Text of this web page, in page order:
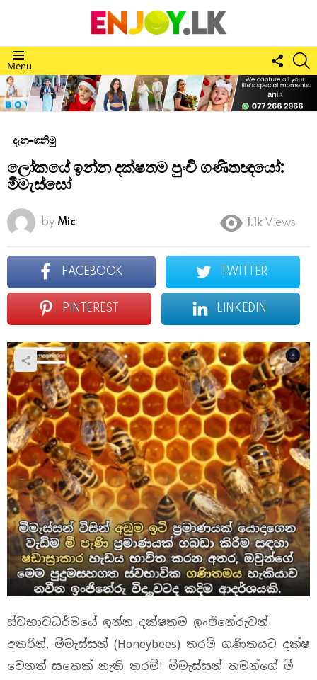
Menu
US
දැන-ගනිමු
ලෝකයේ ඉන්න දක්ෂතම පුංචි ගණිතඥයෝ:
මීමැස්සෝ
by Mic 1.1k Views
FACEBOOK TWITTER
PINTEREST LINKEDIN
ස්වභාවධර්මයේ ඉන්න දක්ෂතම ඉංජිනේරුවන්
අතරින්, මීමැස්සන් (Honeybees) තරම් ගණිතයට දක්ෂ
වෙනත් සතෙක් නැති තරම්! මීමැස්සන් තමන්ගේ මී